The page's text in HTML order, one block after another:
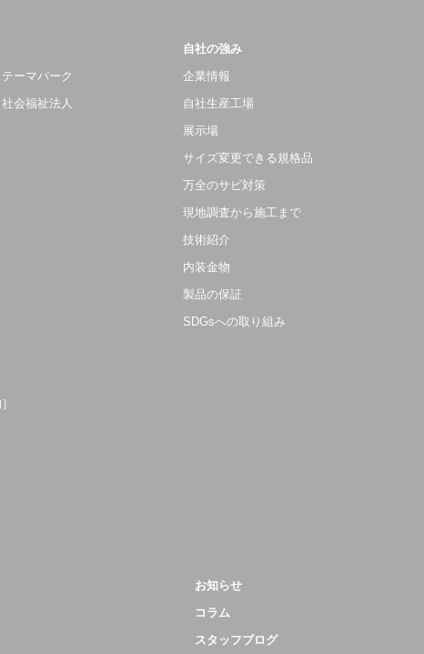
ーマパーク
会福祉法人
自社の強み
企業情報
自社生産工場
展示場
サイズ変更できる規格品
万全のサビ対策
現地調査から施工まで
技術紹介
内装金物
製品の保証
SDGsへの取り組み
お知らせ
コラム
スタッフブログ